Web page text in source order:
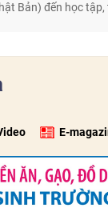
Bản) đến học
E-